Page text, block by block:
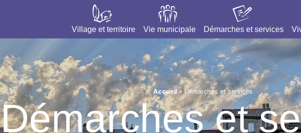
Village et territoire
Vie municipale Démarches et services
Accueil»Démarches et services
Démarches et